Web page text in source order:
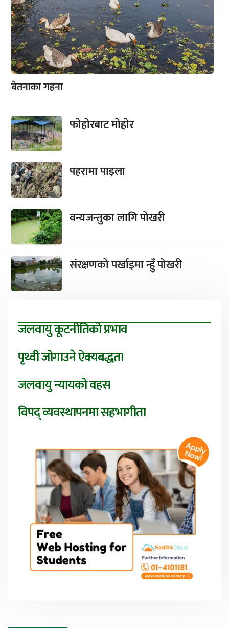
बेतनाका गहना
फोहोरबाट मोहोर
पहरामा पाइला
वन्यजन्तुका लागि पोखरी
संरक्षणको पर्खाइमा न्हुँ पोखरी
जलवायु कूटनीतिको प्रभाव
पृथ्वी जोगाउने ऐक्यबद्धता
जलवायु न्यायको वहस
विपद् व्यवस्थापनमा सहभागीता